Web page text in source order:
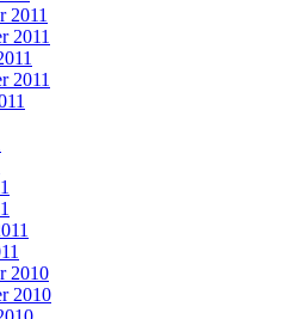
2011
2011
2011
2010
2010